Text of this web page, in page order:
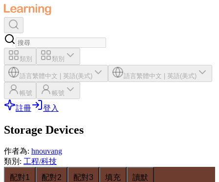
類別 類別
語言繁體中文 英語(美式) 語言繁體中文 英語(美式)
帳號 帳號
註冊 登入
Storage Devices
作者為: hnouvang
類別 : 工程/科技
配對1
配對2 配對3 填充 讀默